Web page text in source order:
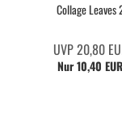
Collage Leaves
UVP 20,80
Nur 10,40 EUR